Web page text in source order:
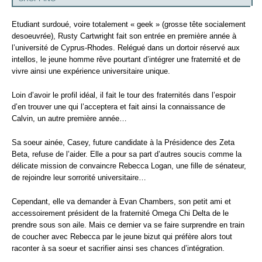
Etudiant surdoué, voire totalement « geek » (grosse tête socialement
desoeuvrée), Rusty Cartwright fait son entrée en première année à
l’université de Cyprus-Rhodes. Relégué dans un dortoir réservé aux
intellos, le jeune homme rêve pourtant d’intégrer une fraternité et de
vivre ainsi une expérience universitaire unique.
Loin d’avoir le profil idéal, il fait le tour des fraternités dans l’espoir
d’en trouver une qui l’acceptera et fait ainsi la connaissance de
Calvin, un autre première année…
Sa soeur ainée, Casey, future candidate à la Présidence des Zeta
Beta, refuse de l’aider. Elle a pour sa part d’autres soucis comme la
délicate mission de convaincre Rebecca Logan, une fille de sénateur,
de rejoindre leur sorrorité universitaire…
Cependant, elle va demander à Evan Chambers, son petit ami et
accessoirement président de la fraternité Omega Chi Delta de le
prendre sous son aile. Mais ce dernier va se faire surprendre en train
de coucher avec Rebecca par le jeune bizut qui préfère alors tout
raconter à sa soeur et sacrifier ainsi ses chances d’intégration.